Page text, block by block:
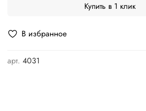
В избранное
арт. 4031
Купить в 1 клик